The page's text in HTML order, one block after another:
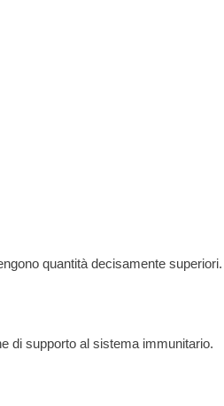
quantità decisamente superiori.
di supporto al sistema immunitario.